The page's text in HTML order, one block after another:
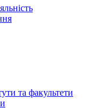
та факультети